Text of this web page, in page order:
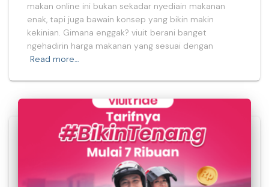
makan online ini bukan sekadar nyediain makanan
enak, tapi juga bawain konsep yang bikin makin
kekinian. Gimana enggak? viuit berani banget
ngehadirin harga makanan yang sesuai dengan
Read more…